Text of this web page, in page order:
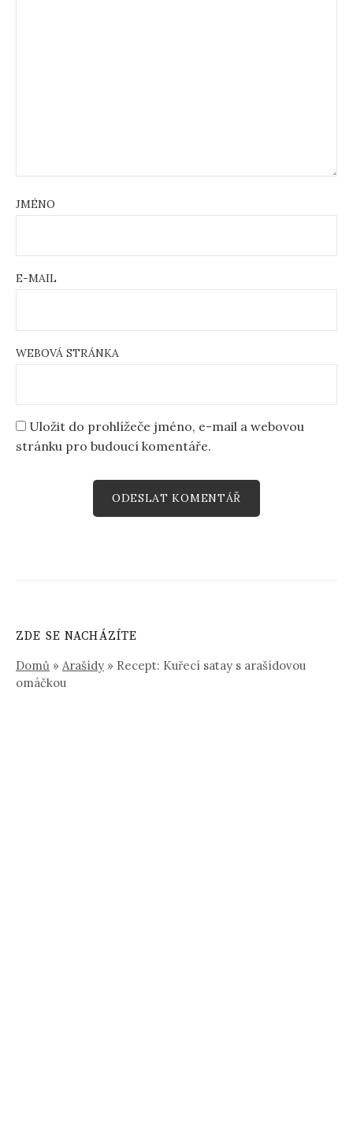
JMÉNO
E-MAIL
WEBOVÁ STRÁNKA
Uložit do prohlížeče jméno, e-mail a webovou
stránku pro budoucí komentáře.
ZDE SE NACHÁZÍTE
Domů » Arašídy » Recept: Kuřecí satay s arašídovou
omáčkou